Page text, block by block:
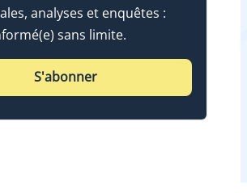
analyses et enquêtes :
sans limite.
S'abonner